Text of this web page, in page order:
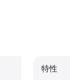
特性